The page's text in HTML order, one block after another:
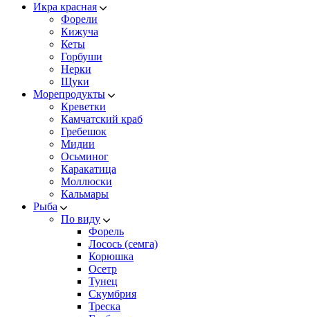
Икра красная
Форели
Кижуча
Кеты
Горбуши
Нерки
Щуки
Морепродукты
Креветки
Камчатский краб
Гребешок
Мидии
Осьминог
Каракатица
Моллюски
Кальмары
Рыба
По виду
Форель
Лосось (семга)
Корюшка
Осетр
Тунец
Скумбрия
Треска